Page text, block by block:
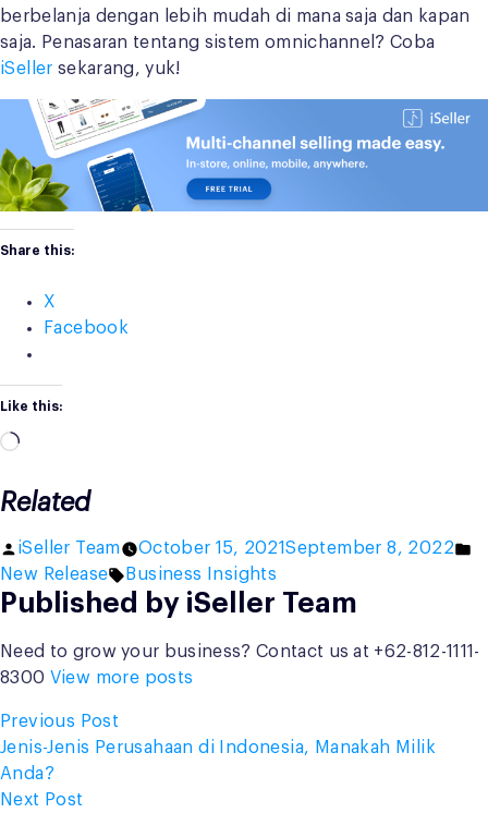
berbelanja dengan lebih mudah di mana saja dan kapan
saja. Penasaran tentang sistem omnichannel? Coba
iSeller sekarang, yuk!
Share this:
X
Facebook
Like this:
Loading…
Related
Posted
by
iSeller Team October 15, 2021September 8, 2022
New Release Tags:
Business Insights
Published by iSeller Team
Need to grow your business? Contact us at +62-812-1111-
8300 View more posts
Post
navigation
Previous Post
post:
Jenis-Jenis Perusahaan di Indonesia, Manakah Milik
Anda?
Next Post